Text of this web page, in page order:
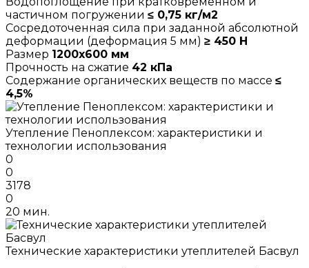
частичном погружении ≤ 0,75 кг/м2
Сосредоточенная сила при заданной абсолютной
деформации (деформация 5 мм) ≥ 450 Н
Размер 1200х600 мм
Прочность на сжатие 42 кПа
Содержание органических веществ по массе ≤
4,5%
Утепление Пеноплексом: характеристики и
технологии использования
0
0
3178
0
20 мин.
Технические характеристики утеплителей Басвул